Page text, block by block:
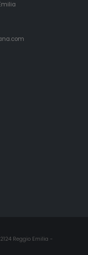
Reggio Emilia -